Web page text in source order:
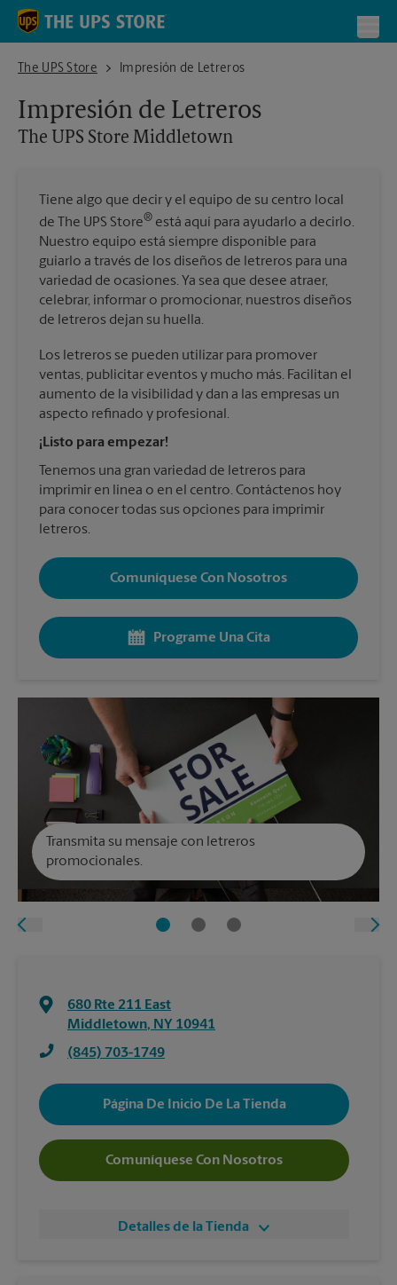
Skip to content
Return to Nav
The UPS Store
The UPS Store MiddletownImpresión de Letreros
Impresión de Letreros
The UPS Store Middletown
Tiene algo que decir y el equipo de su centro local
de The UPS Store® está aquí para ayudarlo a decirlo.
Nuestro equipo está siempre disponible para
guiarlo a través de los diseños de letreros para una
variedad de ocasiones. Ya sea que desee atraer,
celebrar, informar o promocionar, nuestros diseños
de letreros dejan su huella.
Los letreros se pueden utilizar para promover
ventas, publicitar eventos y mucho más. Facilitan el
aumento de la visibilidad y dan a las empresas un
aspecto refinado y profesional.
¡Listo para empezar!
Tenemos una gran variedad de letreros para
imprimir en línea o en el centro. Contáctenos hoy
para conocer todas sus opciones para imprimir
letreros.
Comuníquese Con Nosotros
Programe Una Cita
Transmita su mensaje con letreros
promocionales.
680 Rte 211 East
Middletown, NY 10941
(845) 703-1749
Página De Inicio De La Tienda
Comuníquese Con Nosotros
Detalles de la Tienda